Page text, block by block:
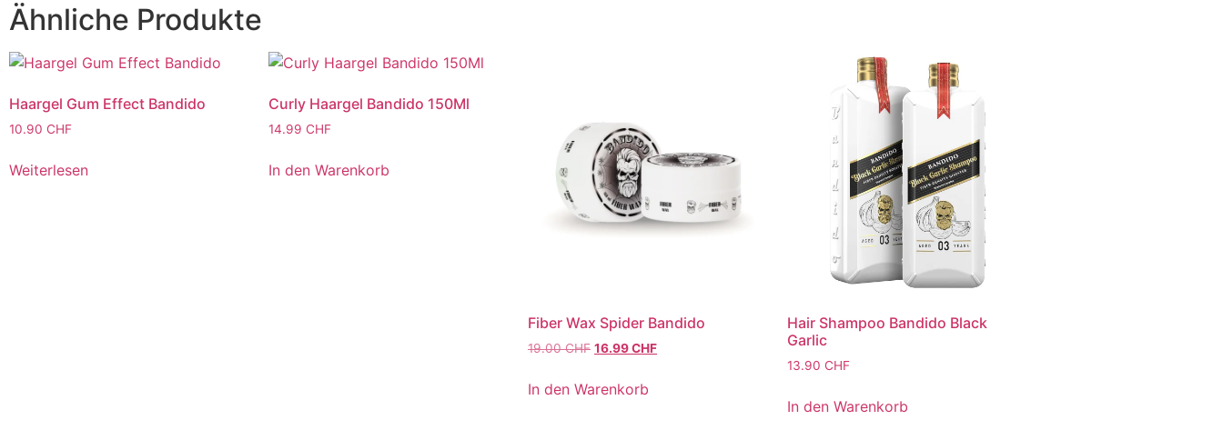
Ähnliche Produkte
Haargel Gum Effect Bandido
10.90 CHF
Weiterlesen
Curly Haargel Bandido 150Ml
14.99 CHF
In den Warenkorb
Fiber Wax Spider Bandido
19.00CHF 16.99CHF
In den Warenkorb
Hair Shampoo Bandido Black
Garlic
13.90 CHF
In den Warenkorb